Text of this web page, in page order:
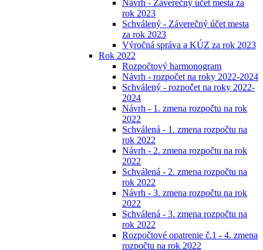
Návrh - Záverečný účet mesta za
rok 2023
Schválený - Záverečný účet mesta
za rok 2023
Výročná správa a KÚZ za rok 2023
Rok 2022
Rozpočtový harmonogram
Návrh - rozpočet na roky 2022-2024
Schválený - rozpočet na roky 2022-
2024
Návrh - 1. zmena rozpočtu na rok
2022
Schválená - 1. zmena rozpočtu na
rok 2022
Návrh - 2. zmena rozpočtu na rok
2022
Schválená - 2. zmena rozpočtu na
rok 2022
Návrh - 3. zmena rozpočtu na rok
2022
Schválená - 3. zmena rozpočtu na
rok 2022
Rozpočtové opatrenie č.1 - 4. zmena
rozpočtu na rok 2022